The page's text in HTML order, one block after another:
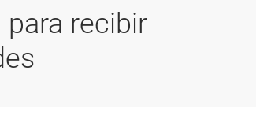
para recibir